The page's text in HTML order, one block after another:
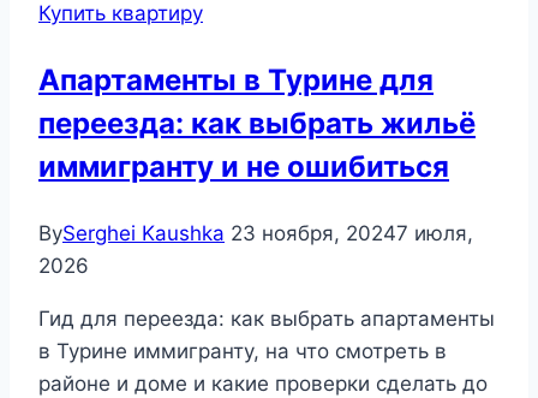
Купить квартиру
Апартаменты в Турине для
переезда: как выбрать жильё
иммигранту и не ошибиться
BySerghei Kaushka 23 ноября, 20247 июля,
2026
Гид для переезда: как выбрать апартаменты
в Турине иммигранту, на что смотреть в
районе и доме и какие проверки сделать до